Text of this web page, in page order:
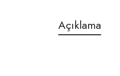
Açıklama